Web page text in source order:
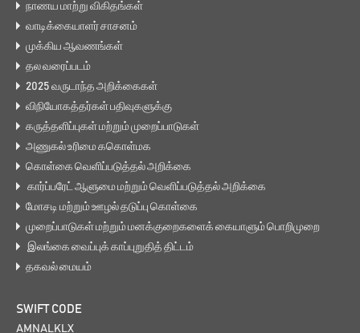
நாணய மாற்று விகிதங்கள்
வாடிக்கையாளர் சாசனம்
முக்கிய ஆவணங்கள்
தல வரைப்படம்
2025 வருடாந்த அறிக்கைகள்
விநியோகத்தர்கள் பதிவுகளுக்கு
கருத்தளிப்புகள் மற்றும் முறைப்பாடுகள்
அணுகல் உரிமை ககொள்மக
கொள்கை வெளிப்படுத்தல் அறிக்கை
கார்ப்பரேட் ஆளுமை மற்றும் வெளிப்படுத்தல் அறிக்கை
மோசடி மற்றும் ஊழல் தடுப்பு கொள்கை
முறைப்பாடுகள் மற்றும் மனக்குறைகளைக் கையாளும் பொறிமுறை
இலங்கை வைப்புக் காப்புறுதித் திட்டம்
தகவல் மையம்
SWIFT CODE
AMNALKLX